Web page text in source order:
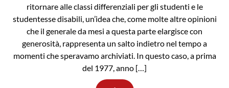
ritornare alle classi differenziali per gli studenti e le
studentesse disabili, un’idea che, come molte altre opinioni
che il generale da mesi a questa parte elargisce con
generosità, rappresenta un salto indietro nel tempo a
momenti che speravamo archiviati. In questo caso, a prima
del 1977, anno […]